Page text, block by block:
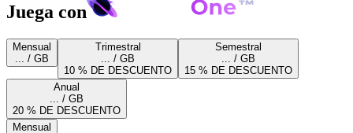
Juega con
Mensual
... / GB
Trimestral
... / GB
10 % DE DESCUENTO
Semestral
... / GB
15 % DE DESCUENTO
Anual
... / GB
20 % DE DESCUENTO
Mensual